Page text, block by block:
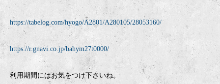
https://tabelog.com/hyogo/A2801/A280105/28053160/
https://r.gnavi.co.jp/bahym27t0000/
利用期間にはお気をつけ下さいね。